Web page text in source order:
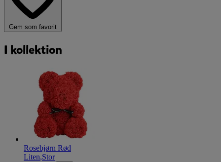
Gem som favorit
I kollektion
Rosebjørn Rød
Liten,Stor